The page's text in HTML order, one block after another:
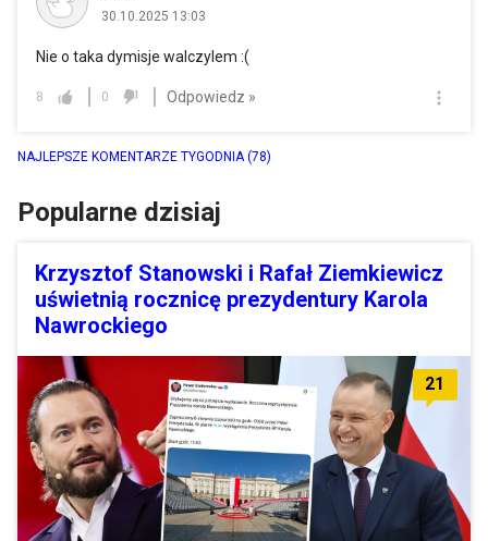
30.10.2025 13:03
Nie o taka dymisje walczylem :(
8 0 Odpowiedz »
NAJLEPSZE KOMENTARZE TYGODNIA(78)
Popularne dzisiaj
Krzysztof Stanowski i Rafał Ziemkiewicz
uświetnią rocznicę prezydentury Karola
Nawrockiego
21